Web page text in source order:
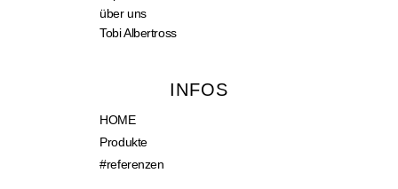
über uns
Tobi Albertross
INFOS
HOME
Produkte
#referenzen